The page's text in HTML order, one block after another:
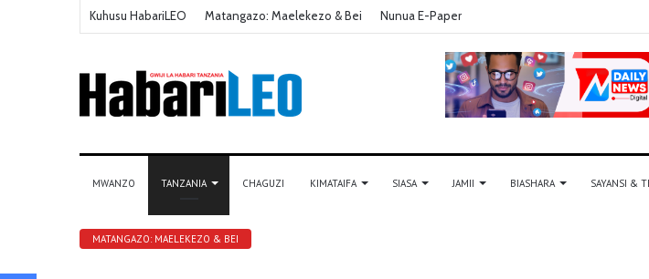
Kuhusu HabariLEO Matangazo: Maelekezo & Bei Nunua E-Paper
MWANZO TANZANIA CHAGUZI KIMATAIFA SIASA JAMII BIASHARA SAYANSI &
MATANGAZO: MAELEKEZO & BEI